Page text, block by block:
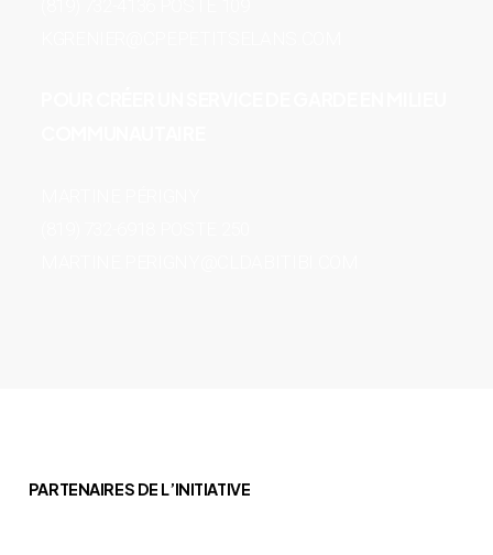
PARTENAIRES DE L’INITIATIVE